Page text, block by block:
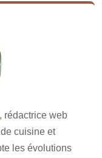
rédactrice web
cuisine et
les évolutions